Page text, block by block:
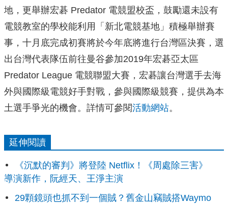
地，更舉辦宏碁 Predator 電競盟校盃，鼓勵還未設有
電競教室的學校能利用「新北電競基地」積極舉辦賽
事，十月底完成初賽將於今年底將進行台灣區決賽，選
出台灣代表隊伍前往曼谷參加2019年宏碁亞太區
Predator League 電競聯盟大賽，宏碁讓台灣選手去海
外與國際級電競好手對戰，參與國際級競賽，提供為本
土選手爭光的機會。詳情可參閱活動網站。
延伸閱讀
《沉默的審判》將登陸 Netflix！《周處除三害》
導演新作，阮經天、王淨主演
29顆鏡頭也抓不到一個賊？舊金山竊賊搭Waymo